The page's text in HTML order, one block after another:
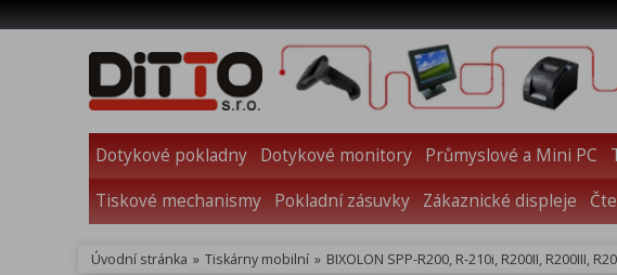
Dotykové pokladny Dotykové monitory Průmyslové a Mini PC
Tiskové mechanismy
Pokladní zásuvky Zákaznické displeje
Úvodní stránka » Tiskárny mobilní » BIXOLON SPP-R200, R-210i, R200II, R200III,